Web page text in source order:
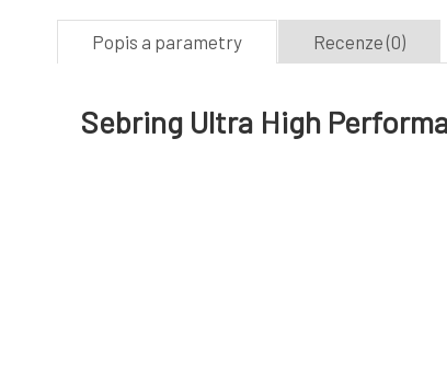
Popis a parametry Recenze (0)
Sebring Ultra High